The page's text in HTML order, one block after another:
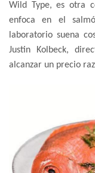
Wild Type, es otra
enfoca en el
laboratorio suena
Justin Kolbeck,
alcanzar un precio